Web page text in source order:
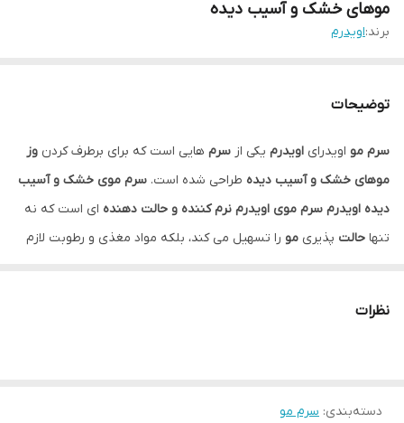
موهای خشک و آسیب دیده
برند:اویدرم
توضیحات
سرم مو اویدرای اویدرم یکی از سرم هایی است که برای برطرف کردن وز
موهای خشک و آسیب دیده طراحی شده است. سرم موی خشک و آسیب
دیده اویدرم سرم موی اویدرم نرم کننده و حالت دهنده ای است که نه
تنها حالت پذیری مو را تسهیل می کند، بلکه مواد مغذی و رطوبت لازم
نظرات
دسته‌بندی: سرم مو